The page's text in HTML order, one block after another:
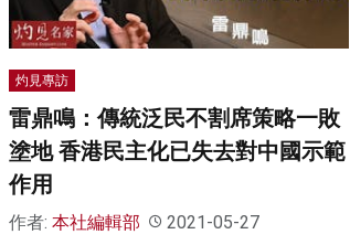
灼見專訪
雷鼎鳴：傳統泛民不割席策略一敗
塗地 香港民主化已失去對中國示範
作用
作者: 本社編輯部 2021-05-27